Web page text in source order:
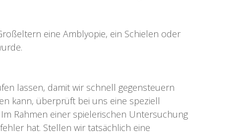
eine Amblyopie, ein Schielen oder
lassen, damit wir schnell gegensteuern
kann, überprüft bei uns eine speziell
Rahmen einer spielerischen Untersuchung
hat. Stellen wir tatsächlich eine